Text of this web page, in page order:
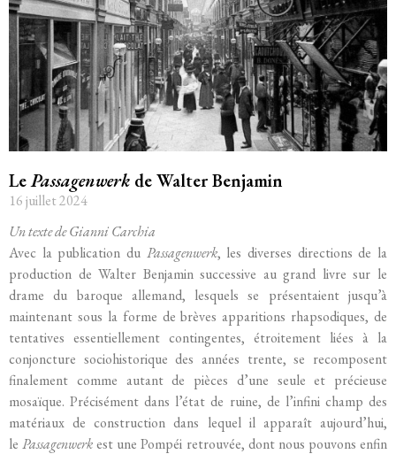
LePassagenwerk de Walter Benjamin
16 juillet 2024
Un texte de Gianni Carchia
Avec la publication du Passagenwerk, les diverses directions de la
production de Walter Benjamin successive au grand livre sur le
drame du baroque allemand, lesquels se présentaient jusqu’à
maintenant sous la forme de brèves apparitions rhapsodiques, de
tentatives essentiellement contingentes, étroitement liées à la
conjoncture sociohistorique des années trente, se recomposent
finalement comme autant de pièces d’une seule et précieuse
mosaïque. Précisément dans l’état de ruine, de l’infini champ des
matériaux de construction dans lequel il apparaît aujourd’hui,
lePassagenwerkest une Pompéi retrouvée, dont nous pouvons enfin